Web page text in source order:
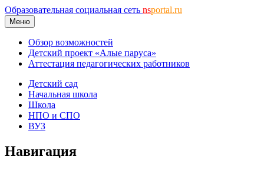
Образовательная социальная сеть nsportal.ru
Меню
Обзор возможностей
Детский проект «Алые паруса»
Аттестация педагогических работников
Детский сад
Начальная школа
Школа
НПО и СПО
ВУЗ
Навигация